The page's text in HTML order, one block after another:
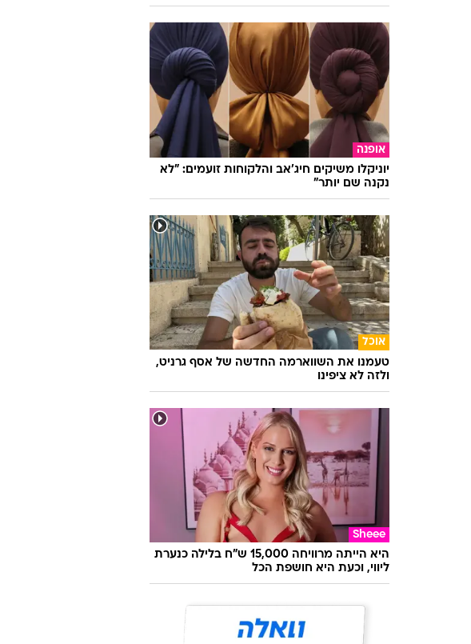
אופנה
יוניקלו משיקים חיג'אב והלקוחות זועמים: "לא
נקנה שם יותר"
אוכל
טעמנו את השווארמה החדשה של אסף גרניט,
ולזה לא ציפינו
Sheee
היא הייתה מרוויחה 15,000 ש"ח בלילה כנערת
ליווי, וכעת היא חושפת הכל